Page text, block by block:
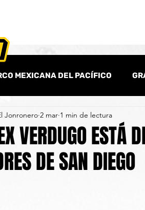
MEXICANA DEL PACÍFICO
Columnas Beisbol
VERDUGO ESTÁ
DE SAN DIEGO
Jonronero 2 mar 1 min de lectura